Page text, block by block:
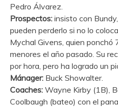
Pedro Álvarez.
Prospectos: insisto con
pueden perderlo si no lo
Mychal Givens, quien ponchó
menores el año pasado. Su
por hora, pero ha logrado un
Mánager: Buck Showalter.
Coaches: Wayne Kirby (1B),
Coolbaugh (bateo) con el